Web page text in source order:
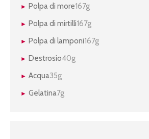
Polpa di more167g
Polpa di mirtilli167g
Polpa di lamponi167g
Destrosio40g
Acqua35g
Gelatina7g